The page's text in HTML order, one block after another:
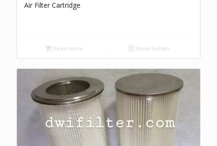
Air Filter Cartridge
Read more Show Details